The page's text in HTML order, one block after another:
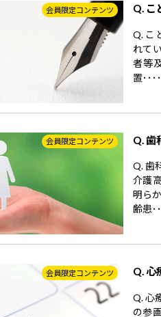
会員限定コンテンツ Q. こ
Q. こ
れて
者等
置･･･
会員限定コンテンツ Q. 歯
Q. 歯
介護
明ら
齢患･
会員限定コンテンツ Q. 心
Q. 心
の参